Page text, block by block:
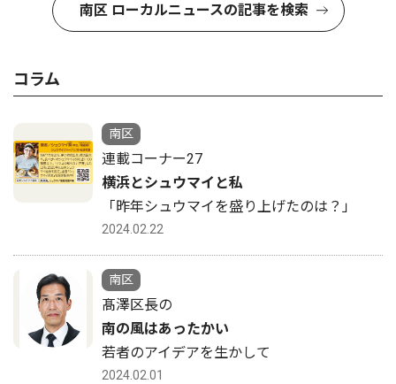
南区 ローカルニュースの記事を検索
コラム
南区
連載コーナー27
横浜とシュウマイと私
「昨年シュウマイを盛り上げたのは？」
2024.02.22
南区
髙澤区長の
南の風はあったかい
若者のアイデアを生かして
2024.02.01